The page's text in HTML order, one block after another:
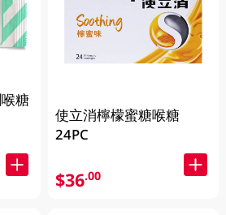
糖
使立消檸檬蜜糖喉糖
24PC
$36.00